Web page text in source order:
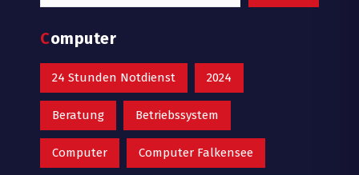
Computer
24 Stunden Notdienst 2024
Beratung Betriebssystem
Computer Computer Falkensee